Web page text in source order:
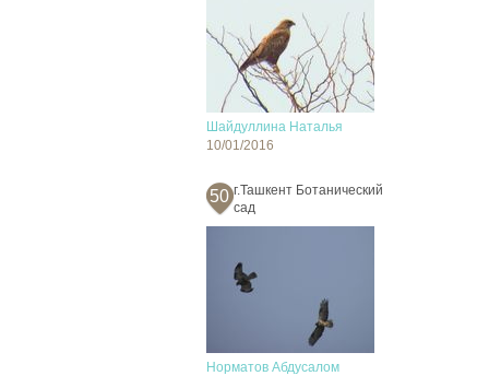
Шайдуллина Наталья
10/01/2016
50 г.Ташкент Ботанический
сад
Норматов Абдусалом